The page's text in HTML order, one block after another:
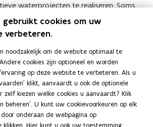
waterprojecten te realiseren. Soms
tijdelijke openluchtzwemproject aan
in Antwerpen. Maar ook met grotere
ontwikkeling van waterwijken in Genk en
te werken, zetten we stappen richting
water opnieuw een centrale rol speelt.”
erkent Stad Genk de impact van Waterland
bredere regio. Hun innovatieve aanpak
burgers en beleidsmakers tonen hoe
uitdaging, maar vooral een kans is voor
gebruikt cookies om uw
verbeteren.
noodzakelijk om de website optimaal te
cookies zijn optioneel en worden
op deze website te verbeteren. Als u
klikt, aanvaardt u ook de optionele
zelf kiezen welke cookies u aanvaardt? Klik
beheren'. U kunt uw cookievoorkeuren op elk
onderaan de webpagina op
klikken. Hier kunt u ook uw toestemming